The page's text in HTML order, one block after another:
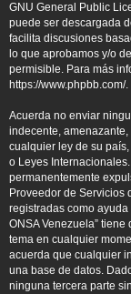
GNU General Public
puede ser descargada
facilita discusiones
lo que aprobamos y/o
permisible. Para más
https://www.phpbb.com/.
Acuerda no enviar
indecente,
cualquier ley de su país,
o Leyes
permanentemente
Proveedor de Servicios
registradas como ayuda
ONSA Venezuela”
tema en cualquier
acuerda que cualquier
una base de datos.
ninguna tercera parte